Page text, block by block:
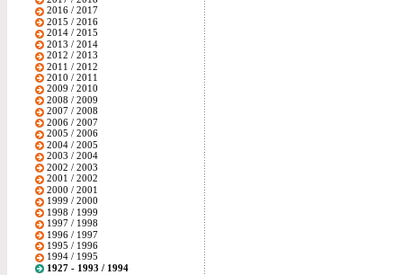
2016 / 2017
2015 / 2016
2014 / 2015
2013 / 2014
2012 / 2013
2011 / 2012
2010 / 2011
2009 / 2010
2008 / 2009
2007 / 2008
2006 / 2007
2005 / 2006
2004 / 2005
2003 / 2004
2002 / 2003
2001 / 2002
2000 / 2001
1999 / 2000
1998 / 1999
1997 / 1998
1996 / 1997
1995 / 1996
1994 / 1995
1927 - 1993 / 1994